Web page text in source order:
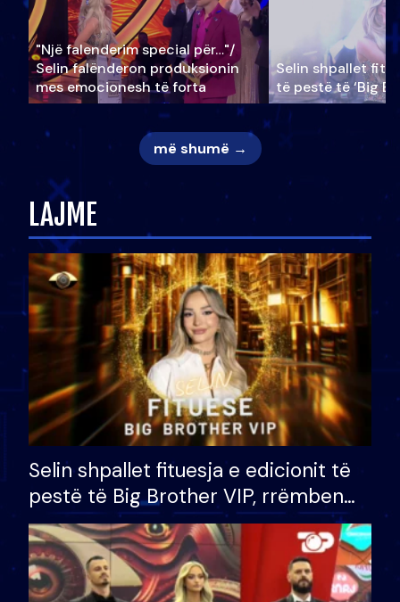
"Një falenderim special për…"/
Selin falënderon produksionin
mes emocionesh të forta
Selin shpallet
të pestë të ‘Big
më shumë →
LAJME
Selin shpallet fituesja e edicionit të
pestë të Big Brother VIP, rrëmben
çmimin e madh prej 100 mijë eurosh